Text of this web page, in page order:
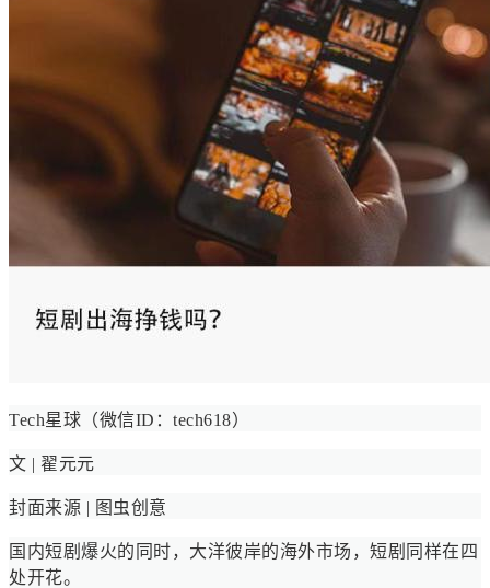
Tech星球（微信ID：tech618）
文 | 翟元元
封面来源 | 图虫创意
国内短剧爆火的同时，大洋彼岸的海外市场，短剧同样在四
处开花。